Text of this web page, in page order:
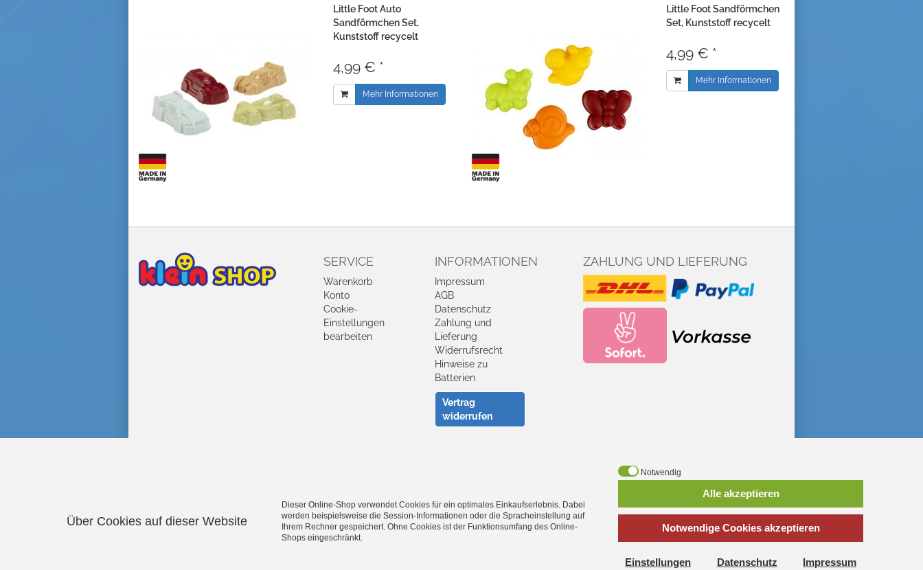
Little Foot Auto
Sandförmchen Set,
Kunststoff recycelt
4,99 € *
Mehr Informationen
Little Foot Sandförmchen
Set, Kunststoff recycelt
4,99 € *
Mehr Informationen
SERVICE
Warenkorb
Konto
Cookie-
Einstellungen
bearbeiten
INFORMATIONEN
Impressum
AGB
Datenschutz
Zahlung und
Lieferung
Widerrufsrecht
Hinweise zu
Batterien
Vertrag
widerrufen
ZAHLUNG UND LIEFERUNG
*inkl. MwSt., zzgl.Versandkosten
- Entdecke die Theo Klein Spielzeug-Welt -
Aqua Action Wasserspielzeug· Barbie·Bosch Spielwerkzeug·Bosch Car Service Spielzeug· Braun Haushaltsspielzeug·Early Steps
Electrolux Haushaltsspielzeug Fashion Passion Nähspielzeug·Fire Fighter Henry
Über Cookies auf dieser Website
Dieser Online-Shop verwendet Cookies für ein optimales Einkaufserlebnis. Dabei
werden beispielsweise die Session-Informationen oder die Spracheinstellung auf
Ihrem Rechner gespeichert. Ohne Cookies ist der Funktionsumfang des Online-
Shops eingeschränkt.
Notwendig
Alle akzeptieren
Notwendige Cookies akzeptieren
Einstellungen Datenschutz Impressum